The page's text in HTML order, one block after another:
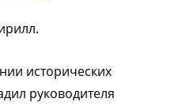
исторических
руководителя